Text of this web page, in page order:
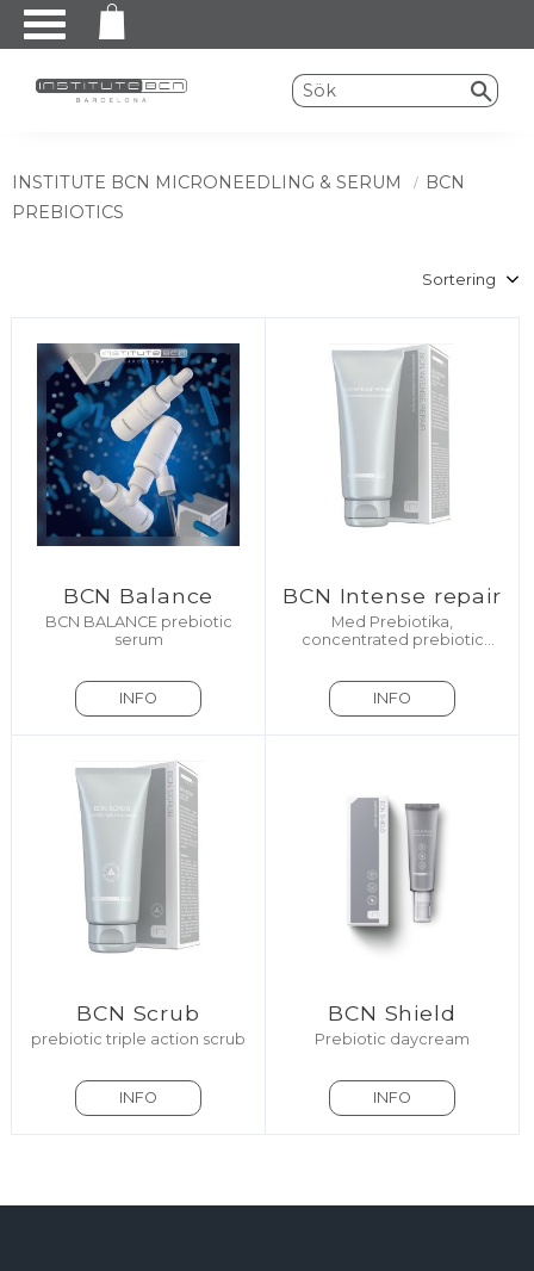
Meny
INSTITUTE BCN MICRONEEDLING & SERUM
BCN
PREBIOTICS
BCN Balance
BCN BALANCE prebiotic
serum
INFO
BCN Intense repair
Med Prebiotika,
concentrated prebiotic
INFO
BCN Scrub
prebiotic triple action scrub
INFO
BCN Shield
Prebiotic daycream
INFO